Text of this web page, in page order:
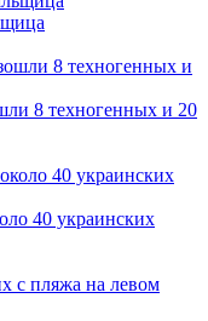
8 техногенных и 20
40 украинских